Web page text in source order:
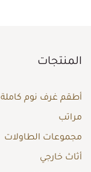
المنتجات
أطقم غرف نوم كاملة
مراتب
مجموعات الطاولات
أثاث خارجي